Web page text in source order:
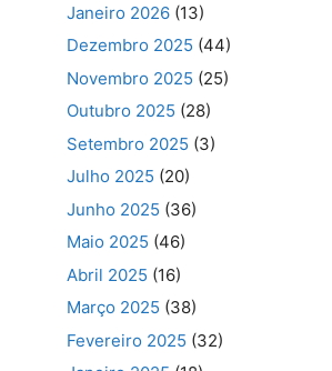
Janeiro 2026 (13)
Dezembro 2025 (44)
Novembro 2025 (25)
Outubro 2025 (28)
Setembro 2025 (3)
Julho 2025 (20)
Junho 2025 (36)
Maio 2025 (46)
Abril 2025 (16)
Março 2025 (38)
Fevereiro 2025 (32)